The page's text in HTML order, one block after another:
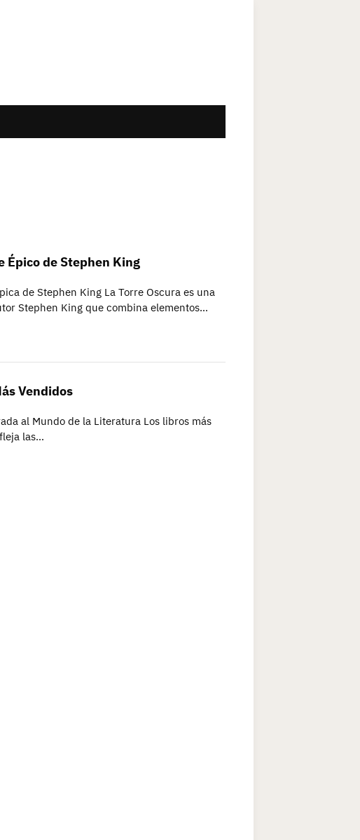
Épico de Stephen King
de Stephen King La Torre Oscura es una
Stephen King que combina elementos…
Vendidos
al Mundo de la Literatura Los libros más
las…